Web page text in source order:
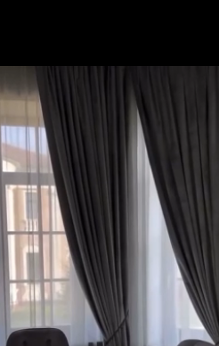
Проекты,
особым
к